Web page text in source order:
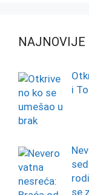
NAJNOVIJE
i
se